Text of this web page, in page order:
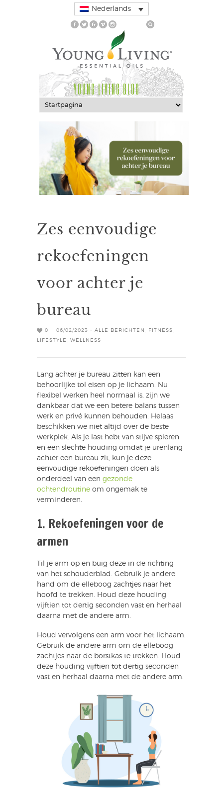
Nederlands
YOUNG LIVING BLOG
Zes eenvoudige
rekoefeningen
voor achter je
bureau
0 06/02/2023 - ALLE BERICHTEN FITNESS
LIFESTYLE
WELLNESS
Lang achter je bureau zitten kan een
behoorlijke tol eisen op je lichaam. Nu
flexibel werken heel normaal is, zijn we
dankbaar dat we een betere balans tussen
werk en privé kunnen behouden. Helaas
beschikken we niet altijd over de beste
werkplek. Als je last hebt van stijve spieren
en een slechte houding omdat je urenlang
achter een bureau zit, kun je deze
eenvoudige rekoefeningen doen als
onderdeel van een gezonde
ochtendroutine om ongemak te
verminderen.
1. Rekoefeningen voor de
armen
Til je arm op en buig deze in de richting
van het schouderblad. Gebruik je andere
hand om de elleboog zachtjes naar het
hoofd te trekken. Houd deze houding
vijftien tot dertig seconden vast en herhaal
daarna met de andere arm.
Houd vervolgens een arm voor het lichaam.
Gebruik de andere arm om de elleboog
zachtjes naar de borstkas te trekken. Houd
deze houding vijftien tot dertig seconden
vast en herhaal daarna met de andere arm.